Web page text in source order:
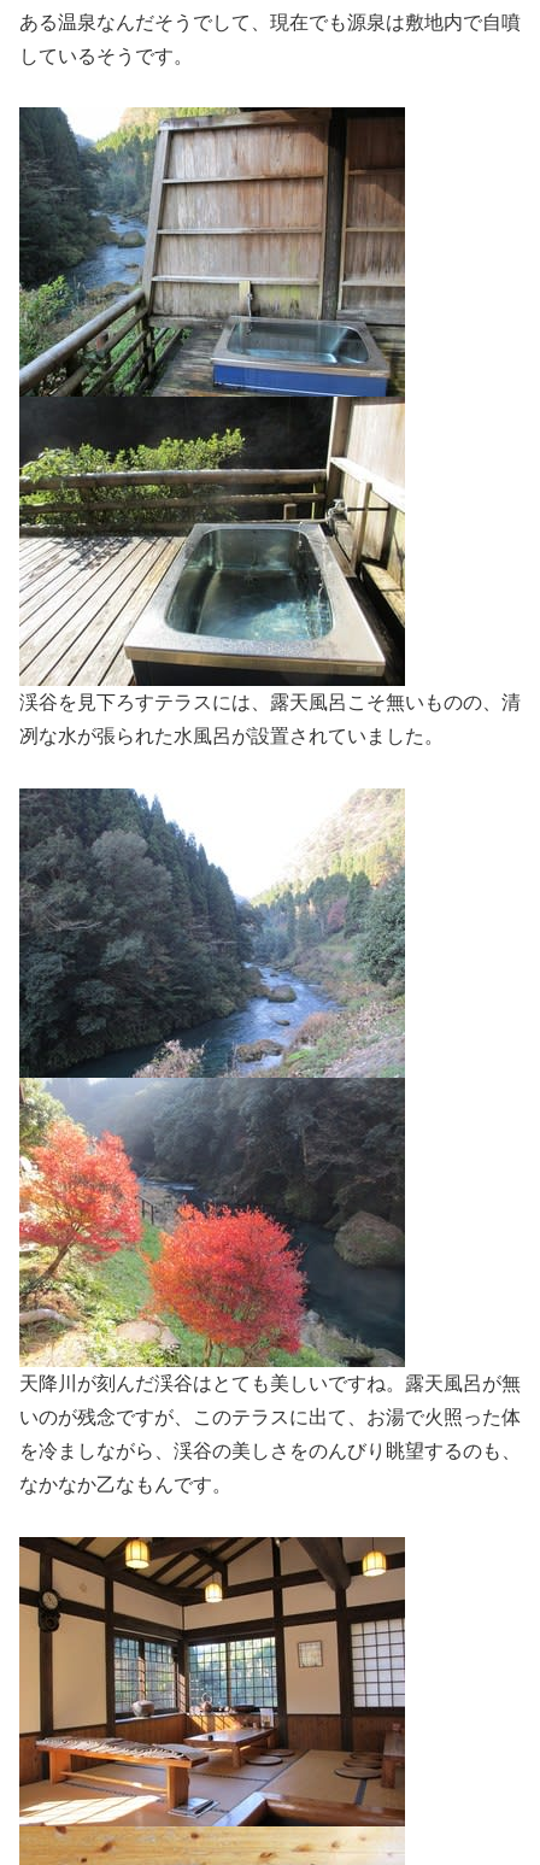
ある温泉なんだそうでして、現在でも源泉は敷地内で自噴
しているそうです。
渓谷を見下ろすテラスには、露天風呂こそ無いものの、清
冽な水が張られた水風呂が設置されていました。
天降川が刻んだ渓谷はとても美しいですね。露天風呂が無
いのが残念ですが、このテラスに出て、お湯で火照った体
を冷ましながら、渓谷の美しさをのんびり眺望するのも、
なかなか乙なもんです。